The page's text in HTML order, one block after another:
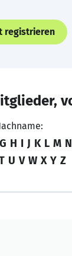
registrieren
G H I J K L M N
U V W X Y Z